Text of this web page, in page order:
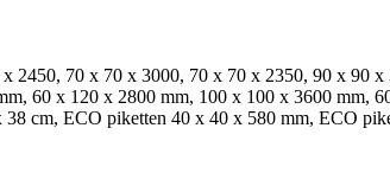
2450, 70 x 70 x 3000, 70 x 70 x 2350, 90 x 90
60 x 120 x 2800 mm, 100 x 100 x 3600
cm, ECO piketten 40 x 40 x 580 mm, ECO